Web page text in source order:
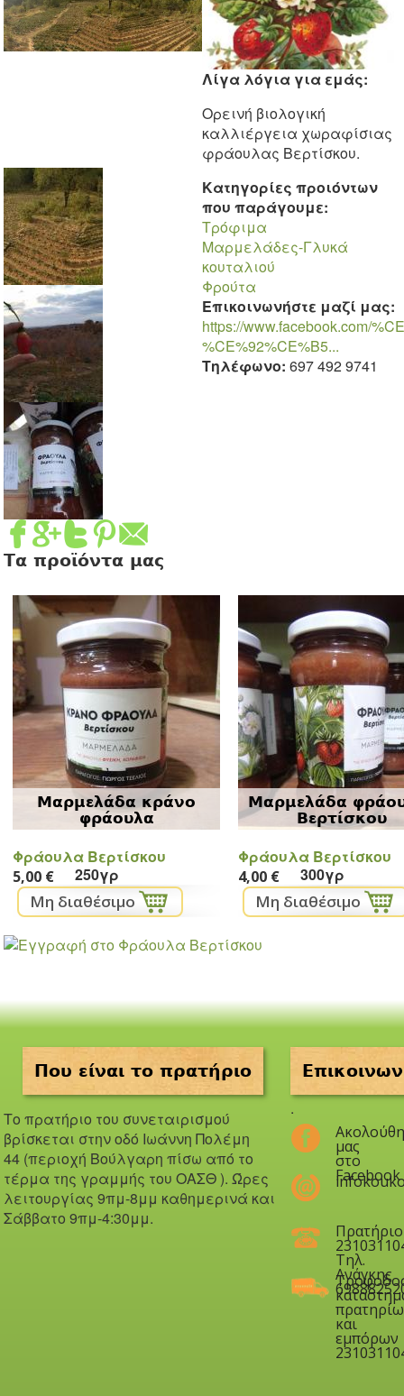
Λίγα λόγια για εμάς:
Ορεινή βιολογική
καλλιέργεια χωραφίσιας
φράουλας Βερτίσκου.
Κατηγορίες προιόντων
που παράγουμε:
Τρόφιμα
Μαρμελάδες-Γλυκά
κουταλιού
Φρούτα
Επικοινωνήστε μαζί μας:
https://www.facebook.com/
%CE%92%CE%B5...
Τηλέφωνο: 697 492 9741
Τα προϊόντα μας
Μαρμελάδα κράνο
φράουλα
Φράουλα Βερτίσκου
5,00 € 250γρ
Μαρμελάδα
Βερτίσκου
Φράουλα Βερτίσκου
4,00 € 300γρ
Που είναι το πρατήριο
Το πρατήριο του συνεταιρισμού
βρίσκεται στην οδό Iωάννη Πολέμη
44 (περιοχή Βούλγαρη πίσω από το
τέρμα της γραμμής του ΟΑΣΘ ). Ώρες
λειτουργίας 9πμ-8μμ καθημερινά και
Σάββατο 9πμ-4:30μμ.
.
μας
στο
Facebook
Πρατήριο
Τηλ.
Ανάγκης
και
εμπόρων